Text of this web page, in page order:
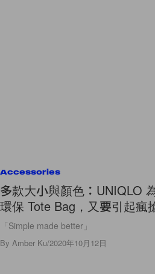
Accessories
多款大小與顏色：UNIQLO
環保 Tote Bag，又要引起瘋
「Simple made better」
By Amber Ku/2020年10月12日